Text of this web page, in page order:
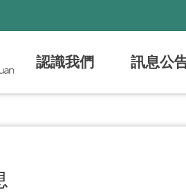
認識我們 訊息公